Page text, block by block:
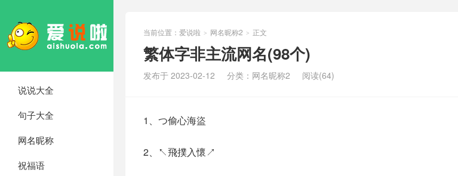
说说大全
句子大全
网名昵称
祝福语
当前位置： 爱说啦 > 网名昵称2 > 正文
繁体字非主流网名(98个)
发布于 2023-02-12 分类： 网名昵称2 阅读(64)
1、つ偷心海盜
2、↖飛撲入懷↗